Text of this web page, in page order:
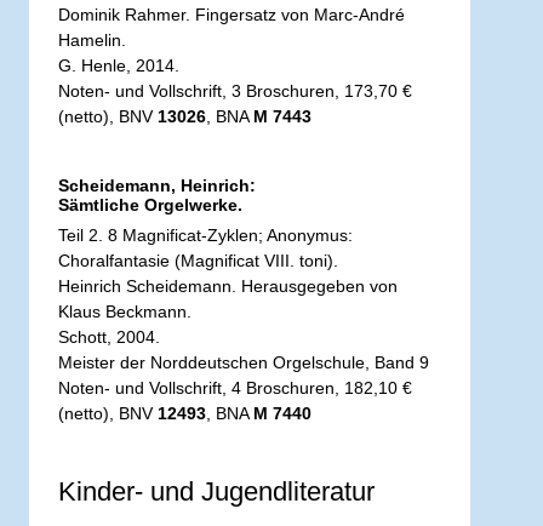
Dominik Rahmer. Fingersatz von Marc-André
Hamelin.
G. Henle, 2014.
Noten- und Vollschrift, 3 Broschuren, 173,70 €
(netto), BNV 13026 , BNA M 7443
Scheidemann, Heinrich:
Sämtliche Orgelwerke.
Teil 2. 8 Magnificat-Zyklen; Anonymus:
Choralfantasie (Magnificat VIII. toni).
Heinrich Scheidemann. Herausgegeben von
Klaus Beckmann.
Schott, 2004.
Meister der Norddeutschen Orgelschule, Band 9
Noten- und Vollschrift, 4 Broschuren, 182,10 €
(netto), BNV12493, BNAM 7440
Kinder- und Jugendliteratur